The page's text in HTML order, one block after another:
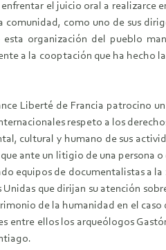
el juicio oral a realizarce
como uno de sus
organización del pueblo
a la cooptación que ha hecho
Liberté de Francia patrocino
respeto a los
cultural y humano de sus
ante un litigio de una
equipos de documentalistas a
que dirijan su atención
de la humanidad en el
entre ellos los arqueólogos